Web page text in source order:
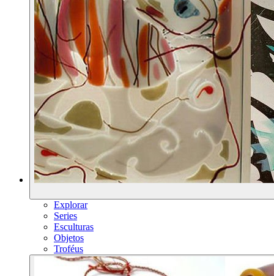
Explorar
Series
Esculturas
Objetos
Troféus